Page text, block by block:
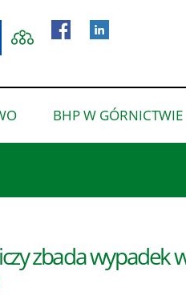
pokaż
podmenu
BHP W GÓRNICTWIE
zbada wypadek